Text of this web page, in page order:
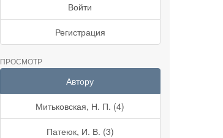
Войти
Регистрация
ПРОСМОТР
Автору
Митьковская, Н. П. (4)
Патеюк, И. В. (3)